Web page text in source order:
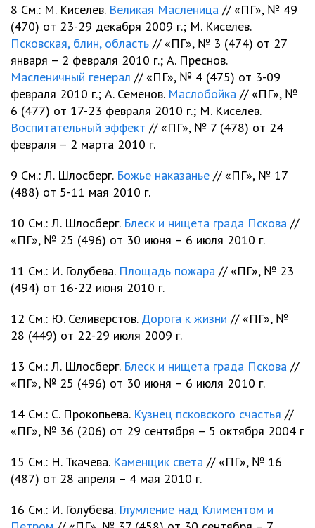
8 См.: М. Киселев. Великая Масленица // «ПГ», № 49
(470) от 23-29 декабря 2009 г.; М. Киселев.
Псковская, блин, область // «ПГ», № 3 (474) от 27
января – 2 февраля 2010 г.; А. Преснов.
Масленичный генерал // «ПГ», № 4 (475) от 3-09
февраля 2010 г.; А. Семенов. Маслобойка // «ПГ», №
6 (477) от 17-23 февраля 2010 г.; М. Киселев.
Воспитательный эффект // «ПГ», № 7 (478) от 24
февраля – 2 марта 2010 г.
9 См.: Л. Шлосберг. Божье наказанье // «ПГ», № 17
(488) от 5-11 мая 2010 г.
10 См.: Л. Шлосберг. Блеск и нищета града Пскова //
«ПГ», № 25 (496) от 30 июня – 6 июля 2010 г.
11 См.: И. Голубева. Площадь пожара // «ПГ», № 23
(494) от 16-22 июня 2010 г.
12 См.: Ю. Селиверстов. Дорога к жизни // «ПГ», №
28 (449) от 22-29 июля 2009 г.
13 См.: Л. Шлосберг. Блеск и нищета града Пскова //
«ПГ», № 25 (496) от 30 июня – 6 июля 2010 г.
14 См.: С. Прокопьева. Кузнец псковского счастья //
«ПГ», № 36 (206) от 29 сентября – 5 октября 2004 г
15 См.: Н. Ткачева. Каменщик света // «ПГ», № 16
(487) от 28 апреля – 4 мая 2010 г.
16 См.: И. Голубева. Глумление над Климентом и